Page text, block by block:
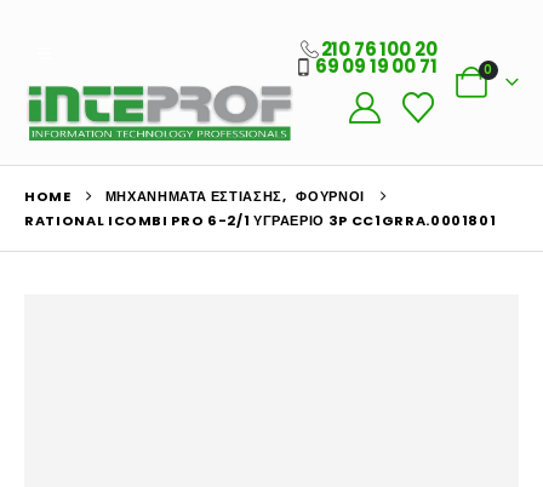
210 76 100 20
69 09 19 00 71 0
HOME ΜΗΧΑΝΉΜΑΤΑ ΕΣΤΊΑΣΗΣ, ΦΟΎΡΝΟΙ
RATIONAL ICOMBI PRO 6-2/1 ΥΓΡΑΈΡΙΟ 3P CC1GRRA.0001801